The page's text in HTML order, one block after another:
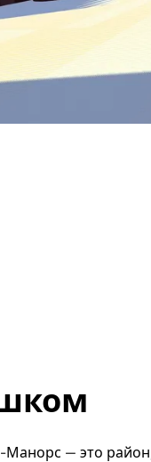
Манорс — это